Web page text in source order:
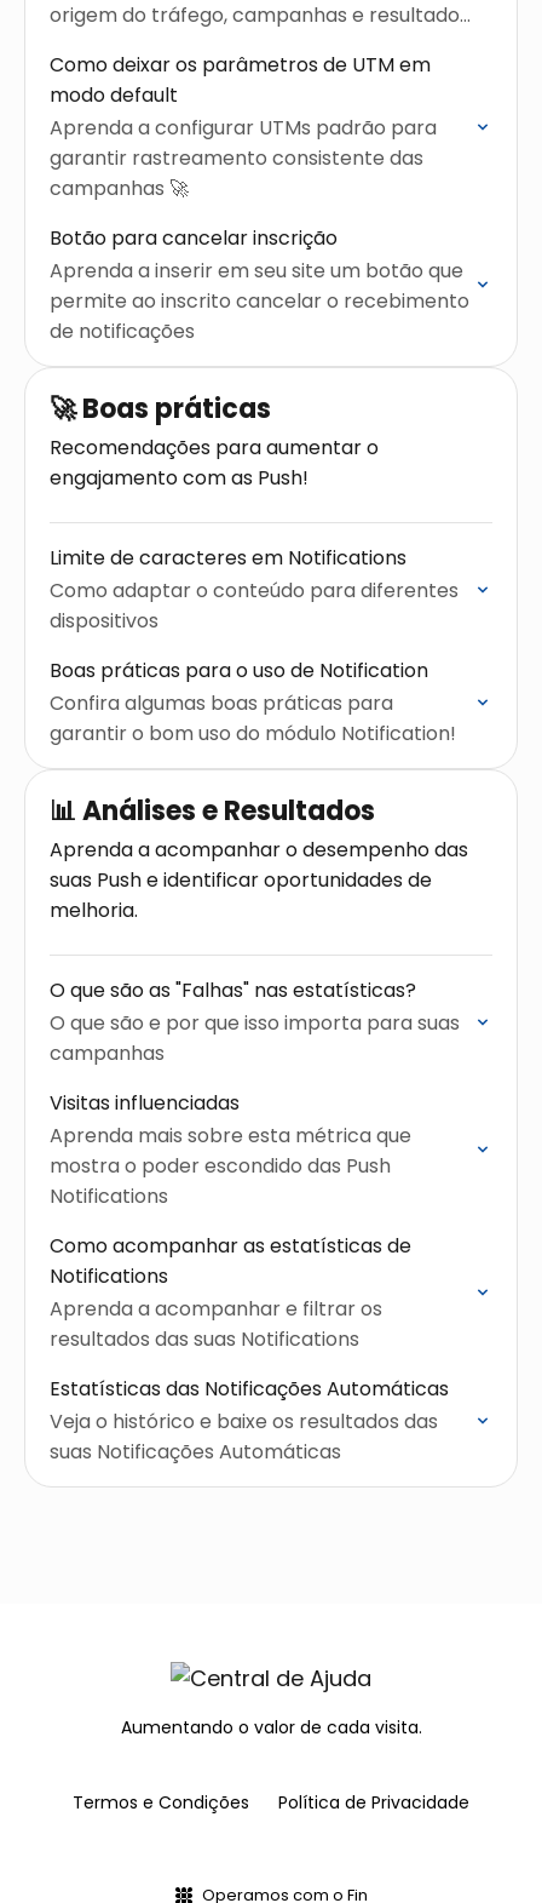
origem do tráfego, campanhas e resultados
Como deixar os parâmetros de UTM em
modo default
Aprenda a configurar UTMs padrão para
garantir rastreamento consistente das
campanhas 🚀
Botão para cancelar inscrição
Aprenda a inserir em seu site um botão que
permite ao inscrito cancelar o recebimento
de notificações
🚀 Boas práticas
Recomendações para aumentar o
engajamento com as Push!
Limite de caracteres em Notifications
Como adaptar o conteúdo para diferentes
dispositivos
Boas práticas para o uso de Notification
Confira algumas boas práticas para
garantir o bom uso do módulo Notification!
📊 Análises e Resultados
Aprenda a acompanhar o desempenho das
suas Push e identificar oportunidades de
melhoria.
O que são as "Falhas" nas estatísticas?
O que são e por que isso importa para suas
campanhas
Visitas influenciadas
Aprenda mais sobre esta métrica que
mostra o poder escondido das Push
Notifications
Como acompanhar as estatísticas de
Notifications
Aprenda a acompanhar e filtrar os
resultados das suas Notifications
Estatísticas das Notificações Automáticas
Veja o histórico e baixe os resultados das
suas Notificações Automáticas
Aumentando o valor de cada visita.
Termos e Condições Política de Privacidade
Operamos com o Fin